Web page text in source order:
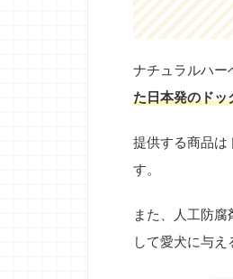
ナチュラルハー
た日本発のドッ
提供する商品は
す。
また、人工防
して愛犬に与え